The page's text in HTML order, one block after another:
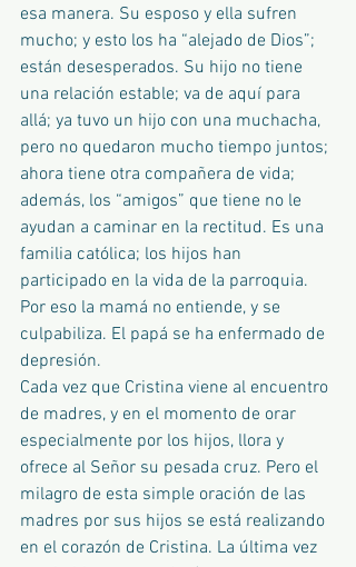
esa manera. Su esposo y ella sufren
mucho; y esto los ha “alejado de Dios”;
están desesperados. Su hijo no tiene
una relación estable; va de aquí para
allá; ya tuvo un hijo con una muchacha,
pero no quedaron mucho tiempo juntos;
ahora tiene otra compañera de vida;
además, los “amigos” que tiene no le
ayudan a caminar en la rectitud. Es una
familia católica; los hijos han
participado en la vida de la parroquia.
Por eso la mamá no entiende, y se
culpabiliza. El papá se ha enfermado de
depresión.
Cada vez que Cristina viene al encuentro
de madres, y en el momento de orar
especialmente por los hijos, llora y
ofrece al Señor su pesada cruz. Pero el
milagro de esta simple oración de las
madres por sus hijos se está realizando
en el corazón de Cristina. La última vez